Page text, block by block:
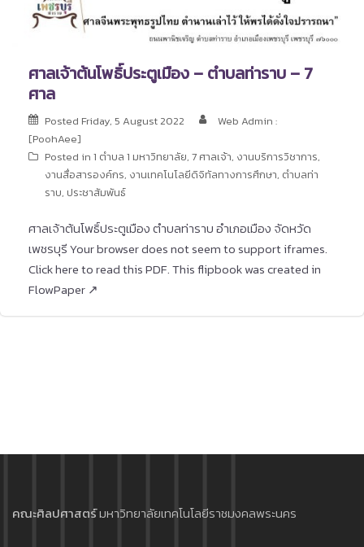
ศาลเจ้าต้นโพธิ์ประตูเมือง – ตำบลท่าราบ – 7
ศาล
Posted Friday, 5 August 2022
Web Admin :
[PoohAee]
Posted in 1 ตำบล 1 มหาวิทยาลัย, 7 ศาลเจ้า, งานบริการวิชาการ,
งานสื่อสารองค์กร, งานเทคโนโลยีดิจิทัลทางการศึกษา, ตำบลท่า
ราบ, ประชาสัมพันธ์
ศาลเจ้าต้นโพธิ์ประตูเมือง ตำบลท่าราบ อำเภอเมือง จัดหวัด
เพชรบุรี Your browser does not seem to support iframes.
Click here to read this PDF. This flipbook was created in
FlowPaper ↗
คณะศิลปศาสตร์มหาวิทยาลัยเทคโนโลยีราชมงคลพระนคร